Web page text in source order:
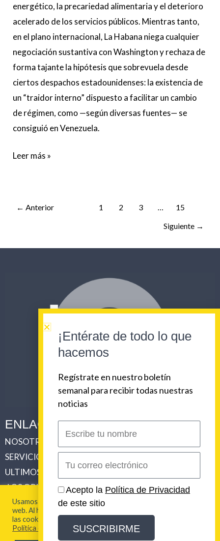
energético, la precariedad alimentaria y el deterioro
acelerado de los servicios públicos. Mientras tanto,
en el plano internacional, La Habana niega cualquier
negociación sustantiva con Washington y rechaza de
forma tajante la hipótesis que sobrevuela desde
ciertos despachos estadounidenses: la existencia de
un “traidor interno” dispuesto a facilitar un cambio
de régimen, como —según diversas fuentes— se
consiguió en Venezuela.
Leer más »
← Anterior 1 2 3 …
15
Siguiente →
ENLACES CORPORATIVOS
NOSOTROS
SERVICIOS
ULTIMOS TRABAJOS
LOS ORIGENES DE URBAN BEAT
CONTACTO
2026 Urban Beat Contenidos
Usamos cookies para brindarte la mejor experiencia en esta
web. Al hacer clic en "Aceptar todo", acepta el uso de TODAS
las cookies. Para más información visita nuestra
Política de Cookies
¡Entérate de todo lo que
hacemos
Regístrate en nuestro boletín
semanal para recibir todas nuestras
noticias
nombre
electrónico
Acepto la Política de Privacidad
de este sitio
SUSCRIBIRME